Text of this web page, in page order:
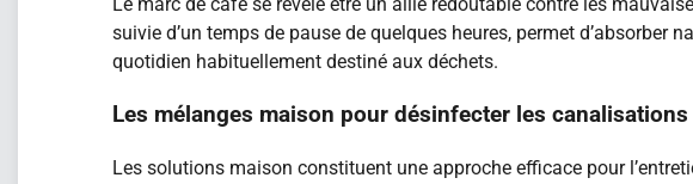
suivie d’un temps de pause de quelques heures, permet
quotidien habituellement destiné aux déchets.
Les mélanges maison pour désinfecter les canalisations
Les solutions maison constituent une approche efficace pour